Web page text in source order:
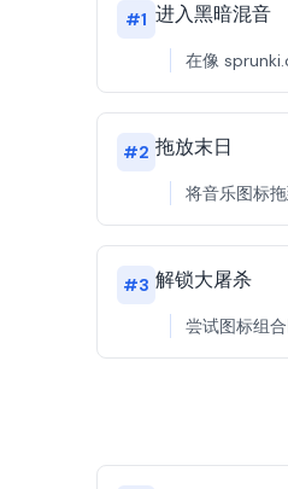
#1 进入黑暗混音
在像
#2 拖放末日
将音乐图标
#3 解锁大屠杀
尝试图标组